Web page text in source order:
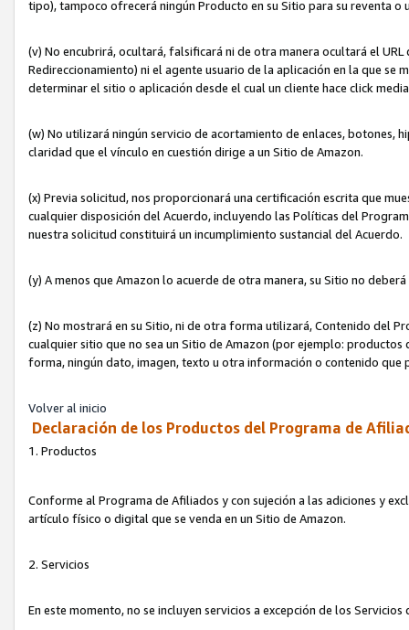
tipo), tampoco ofrecerá ningún Producto en su Sitio para su reventa o
(v) No encubrirá, ocultará, falsificará ni de otra manera ocultará el
Redireccionamiento) ni el agente usuario de la aplicación en la que
determinar el sitio o aplicación desde el cual un cliente hace click
(w) No utilizará ningún servicio de acortamiento de enlaces, botones,
claridad que el vínculo en cuestión dirige a un Sitio de Amazon.
(x) Previa solicitud, nos proporcionará una certificación escrita que
cualquier disposición del Acuerdo, incluyendo las Políticas del
nuestra solicitud constituirá un incumplimiento sustancial del Acuerdo.
(y) A menos que Amazon lo acuerde de otra manera, su Sitio no
(z) No mostrará en su Sitio, ni de otra forma utilizará, Contenido del
cualquier sitio que no sea un Sitio de Amazon (por ejemplo:
forma, ningún dato, imagen, texto u otra información o contenido
Volver al inicio
Declaración de los Productos del Programa de
1. Productos
Conforme al Programa de Afiliados y con sujeción a las adiciones y
artículo físico o digital que se venda en un Sitio de Amazon.
2. Servicios
En este momento, no se incluyen servicios a excepción de los